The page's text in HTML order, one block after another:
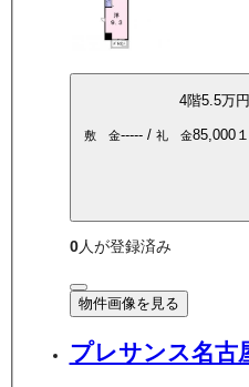
4階5.5万円
敷 金-----/ 礼 金85,000
0人が登録済み
物件画像を見る
プレサンス名古